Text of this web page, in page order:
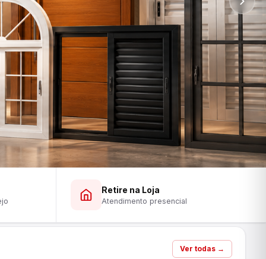
Retire na Loja
Atendimento presencial
Ver todas →